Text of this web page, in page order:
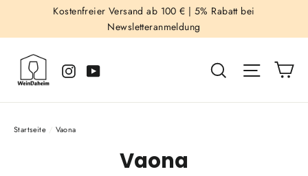
Kostenfreier Versand ab 100 € |5% Rabatt bei
Newsletteranmeldung
Instagram Suche
Startseite / Vaona
Vaona